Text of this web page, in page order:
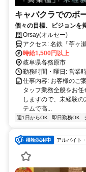
キャバクラでのボ
個々の目標、ビジョンを
す。Orsay(オルセー)
アクセス: 名鉄
時給1,500円以上
岐阜県各務原市
勤務時間・曜日: 営業
仕事内容: お客様のご
タッフ業務全般をお
しますので、未経験
テムで高...
週1日からOK 即日勤務OK
アルバイト